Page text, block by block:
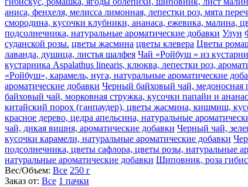
аниса, фенхеля, мелисса лимонная, лепестки роз, мята
смородина, кусочки клубники, ананаса, ежевика, малина,
подсолнечника, натуральные ароматические добавки Улун
суданской розы. цветы жасмина цветы клевера Цветы
лаванда, душица, листья шалфея Чай «Ройбуш » из
кустарника Aspalathus linearis, клюква, лепестки роз,
«Ройбуш», карамель, нуга, натуральные ароматические
ароматические добавки Черный байховый чай, медоносная
байховый чай, морковная стружка, кусочки папайи и
китайский порох (ганпаудер), цветы жасмина, кишмиш,
красное дерево, цедра апельсина, натуральные
чай, дикая вишня, ароматические добавки Черный чай,
кусочки карамели, натуральные ароматические добавки
подсолнечника, цветы сафлора, цветы розы, натуральные
натуральные ароматические добавки Шиповник, роза
Вес/Объем: Все 250 г
Заказ от: Все 1 пачки